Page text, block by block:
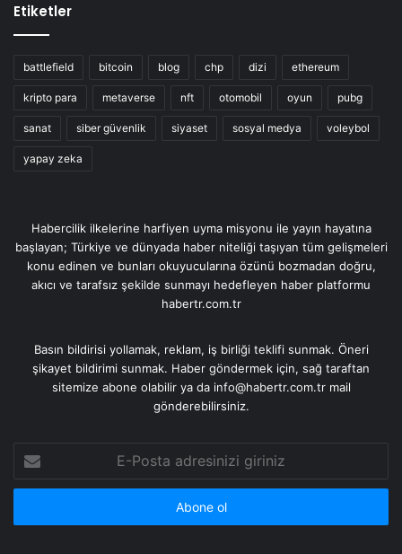
Etiketler
battlefield bitcoin blog chp dizi ethereum
kripto para metaverse nft otomobil oyun pubg
sanat siber güvenlik siyaset sosyal medya voleybol
yapay zeka
Habercilik ilkelerine harfiyen uyma misyonu ile yayın hayatına
başlayan; Türkiye ve dünyada haber niteliği taşıyan tüm gelişmeleri
konu edinen ve bunları okuyucularına özünü bozmadan doğru,
akıcı ve tarafsız şekilde sunmayı hedefleyen haber platformu
habertr.com.tr
Basın bildirisi yollamak, reklam, iş birliği teklifi sunmak. Öneri
şikayet bildirimi sunmak. Haber göndermek için, sağ taraftan
sitemize abone olabilir ya da info@habertr.com.tr mail
gönderebilirsiniz.
Posta
adresinizi